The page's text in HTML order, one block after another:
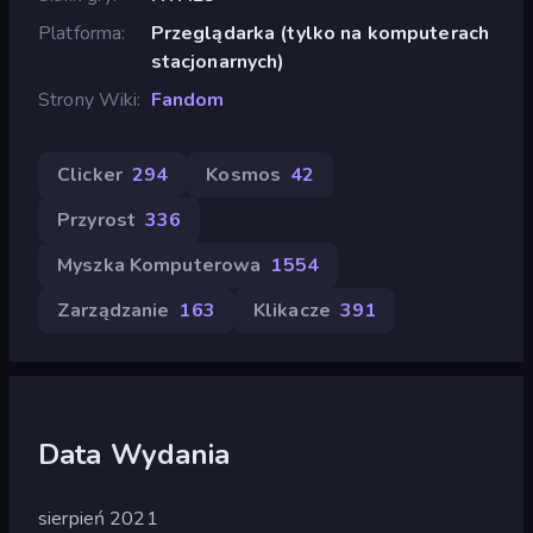
Platforma
Przeglądarka (tylko na komputerach
stacjonarnych)
Strony Wiki
Fandom
Clicker 294 Kosmos 42
Przyrost 336
Myszka Komputerowa 1554
Zarządzanie 163 Klikacze 391
Data Wydania
sierpień 2021